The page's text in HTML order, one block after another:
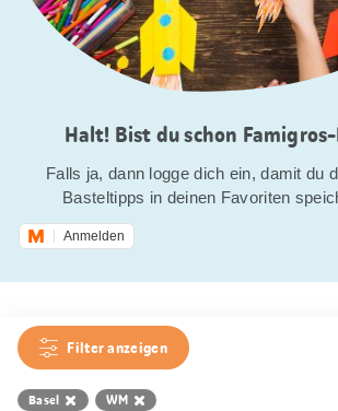
Halt! Bist du schon
Falls ja, dann logge dich ein, damit du
Basteltipps in deinen Favoriten
Anmelden
Filter anzeigen
Basel WM